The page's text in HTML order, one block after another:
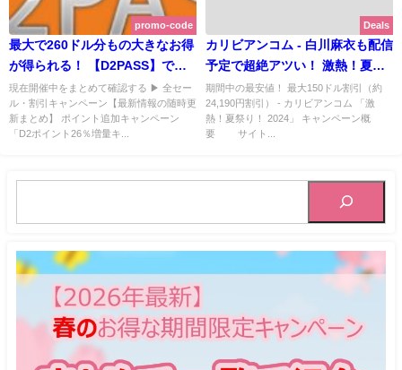
promo-code
最大で260ドル分もの大きなお得
が得られる！ 【D2PASS】で割
引クーポン配布中！ |
D2PASS【2024年4月期間限定キ
ャンペーン - 実施ログ】
現在開催中をまとめて確認する ▶ 全セー
ル・割引キャンペーン【最新情報の随時更
新まとめ】 ポイント追加キャンペーン
「D2ポイント26％増量キ...
Deals
カリビアンコム - 白川麻衣も配信
予定で超絶アツい！ 激熱！夏祭
り！ 2024 < 期間限定 最安値！
>
期間中の最安値！ 最大150ドル割引（約
24,190円割引） - カリビアンコム 「激
熱！夏祭り！ 2024」 キャンペーン概
要 サイト...